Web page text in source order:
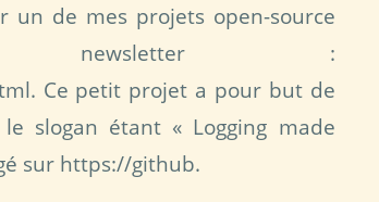
un de mes projets open-source
newsletter :
Ce petit projet a pour but de
slogan étant « Logging made
sur https://github.